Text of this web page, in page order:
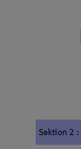
Sektion 2 :